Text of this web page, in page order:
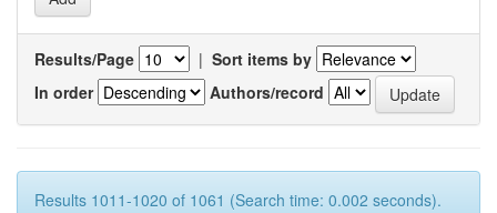
Results/Page | Sort items by
In order
Authors/record
Results 1011-1020 of 1061 (Search time: 0.002 seconds).